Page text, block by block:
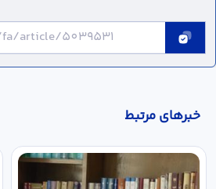
خبر‌های مرتبط